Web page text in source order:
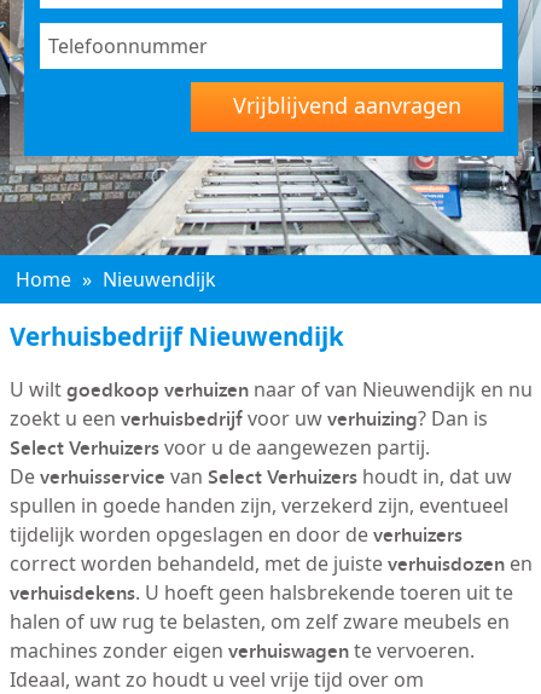
Vrijblijvend aanvragen
Home » Nieuwendijk
Verhuisbedrijf Nieuwendijk
U wiltgoedkoop verhuizennaar of van Nieuwendijk en nu
zoekt u een verhuisbedrijfvoor uwverhuizing? Dan is
Select Verhuizersvoor u de aangewezen partij.
Deverhuisservice van Select Verhuizershoudt in, dat uw
spullen in goede handen zijn, verzekerd zijn, eventueel
tijdelijk worden opgeslagen en door deverhuizers
correct worden behandeld, met de juisteverhuisdozenen
verhuisdekens. U hoeft geen halsbrekende toeren uit te
halen of uw rug te belasten, om zelf zware meubels en
machines zonder eigen verhuiswagente vervoeren.
Ideaal, want zo houdt u veel vrije tijd over om